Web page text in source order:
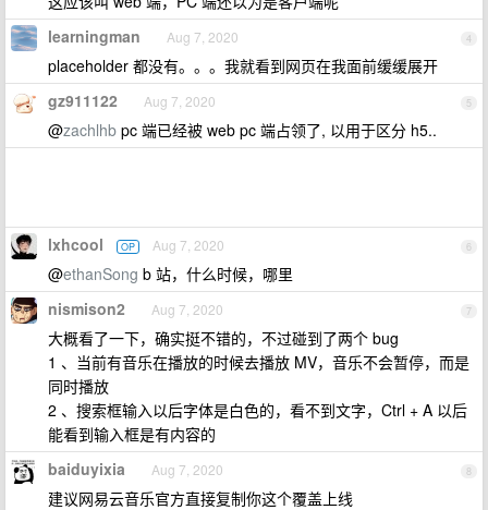
4
learningman Aug 7, 2020
placeholder 都没有。。。我就看到网页在我面前缓缓展开
5
gz911122 Aug 7, 2020
@zachlhb pc 端已经被 web pc 端占领了, 以用于区分 h5..
6
lxhcool OP Aug 7, 2020
@ethanSong b 站，什么时候，哪里
7
nismison2 Aug 7, 2020
大概看了一下，确实挺不错的，不过碰到了两个 bug
1 、当前有音乐在播放的时候去播放 MV，音乐不会暂停，而是
同时播放
2 、搜索框输入以后字体是白色的，看不到文字，Ctrl + A 以后
能看到输入框是有内容的
8
baiduyixia Aug 7, 2020
建议网易云音乐官方直接复制你这个覆盖上线